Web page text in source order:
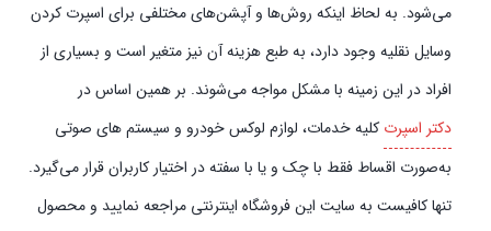
می‌شود. به لحاظ اینکه روش‌ها و آپشن‌های مختلفی برای اسپرت کردن
وسایل نقلیه وجود دارد، به طبع هزینه آن نیز متغیر است و بسیاری از
افراد در این زمینه با مشکل مواجه می‌شوند. بر همین اساس در
دکتر اسپرت کلیه خدمات، لوازم لوکس خودرو و سیستم‌ های صوتی
به‌صورت اقساط فقط با چک و یا با سفته در اختیار کاربران قرار می‌گیرد.
تنها کافیست به سایت این فروشگاه اینترنتی مراجعه نمایید و محصول